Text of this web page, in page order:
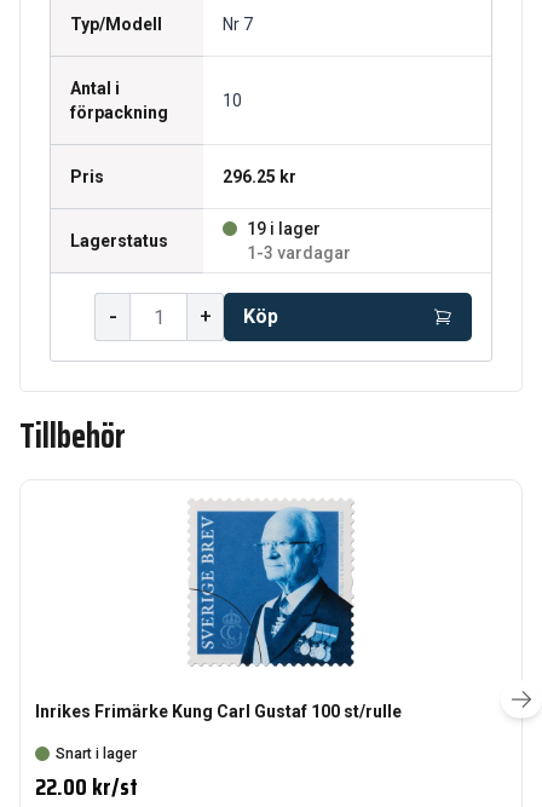
Typ/Modell Nr 7
Antal i
förpackning
10
Pris 296.25 kr
Lagerstatus
19 i lager
1-3 vardagar
- + Köp
Tillbehör
Inrikes Frimärke Kung Carl Gustaf 100 st/rulle
Snart i lager
22.00 kr/st